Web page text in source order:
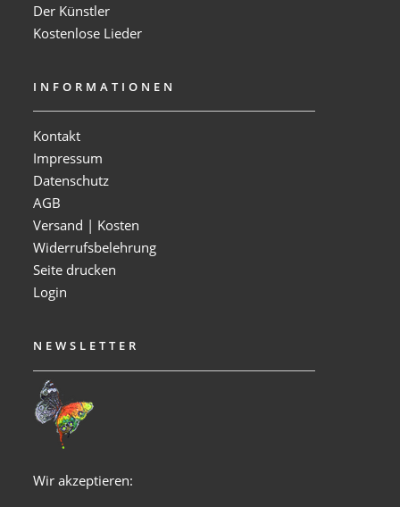
Der Künstler
Kostenlose Lieder
INFORMATIONEN
Kontakt
Impressum
Datenschutz
AGB
Versand | Kosten
Widerrufsbelehrung
Seite drucken
Login
NEWSLETTER
Wir akzeptieren: